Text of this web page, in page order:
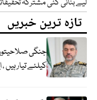
لیے بنائی گئی مشترکہ
تازہ ترین خبریں
جنگی
کیلئے تیار ہیں ،